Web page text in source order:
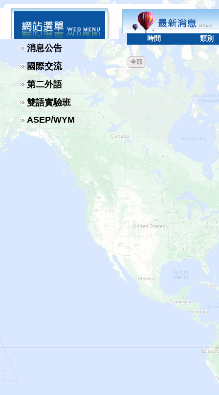
消息公告
國際交流
第二外語
雙語實驗班
ASEP/WYM
時間 類別
全部